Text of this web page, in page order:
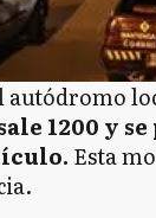
autódromo
1200 y
Esta